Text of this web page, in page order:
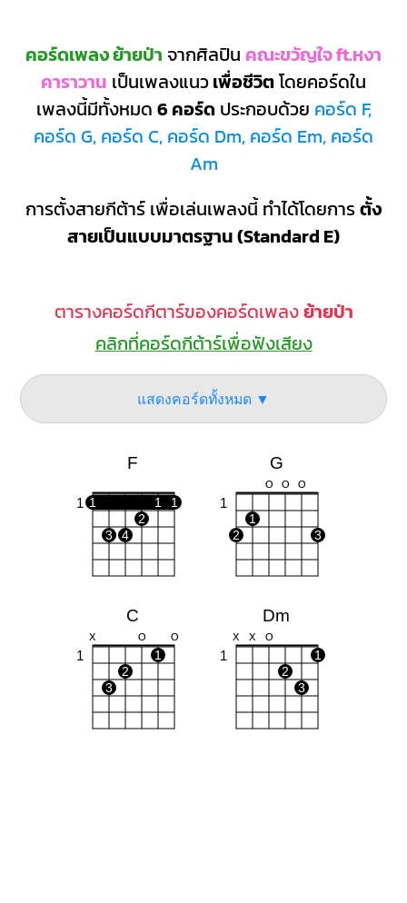
คอร์ดเพลง ย้ายป่า จากศิลปิน คณะขวัญใจ ft.หงา
คาราวาน เป็นเพลงแนวเพื่อชีวิตโดยคอร์ดใน
เพลงนี้มีทั้งหมด 6 คอร์ด ประกอบด้วย คอร์ด F,
คอร์ด G, คอร์ด C, คอร์ด Dm, คอร์ด Em, คอร์ด
Am
การตั้งสายกีต้าร์ เพื่อเล่นเพลงนี้ ทำได้โดยการตั้ง
สายเป็นแบบมาตรฐาน (Standard E)
ตารางคอร์ดกีตาร์ของคอร์ดเพลงย้ายป่า
คลิกที่คอร์ดกีต้าร์เพื่อฟังเสียง
แสดงคอร์ดทั้งหมด ▼
F
1 1 1
1
2
3
4
G
O O O
1
1
2
3
C
X O O
1
1
2
3
Dm
X X O
1
1
2
3